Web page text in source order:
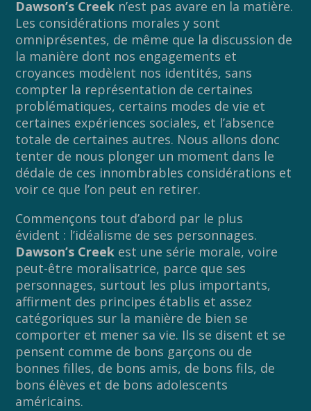
Dawson’s Creek n’est pas avare en la matière.
Les considérations morales y sont
omniprésentes, de même que la discussion de
la manière dont nos engagements et
croyances modèlent nos identités, sans
compter la représentation de certaines
problématiques, certains modes de vie et
certaines expériences sociales, et l’absence
totale de certaines autres. Nous allons donc
tenter de nous plonger un moment dans le
dédale de ces innombrables considérations et
voir ce que l’on peut en retirer.
Commençons tout d’abord par le plus
évident : l’idéalisme de ses personnages.
Dawson’s Creek est une série morale, voire
peut-être moralisatrice, parce que ses
personnages, surtout les plus importants,
affirment des principes établis et assez
catégoriques sur la manière de bien se
comporter et mener sa vie. Ils se disent et se
pensent comme de bons garçons ou de
bonnes filles, de bons amis, de bons fils, de
bons élèves et de bons adolescents
américains.